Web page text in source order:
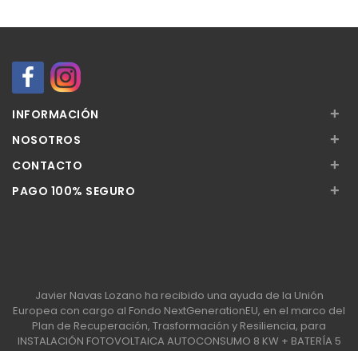
INFORMACIÓN +
NOSOTROS +
CONTACTO +
PAGO 100% SEGURO +
Javier Navas Lozano ha recibido una ayuda de la Unión
Europea con cargo al Fondo NextGenerationEU, en el marco del
Plan de Recuperación, Trasformación y Resiliencia, para
INSTALACIÓN FOTOVOLTAICA AUTOCONSUMO 8 KW + BATERÍA 5